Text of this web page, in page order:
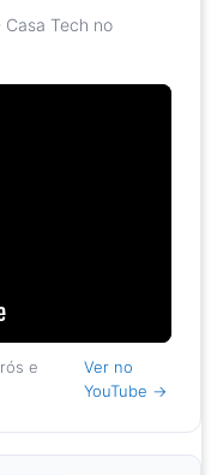
Tech no
e
Ver no
YouTube →